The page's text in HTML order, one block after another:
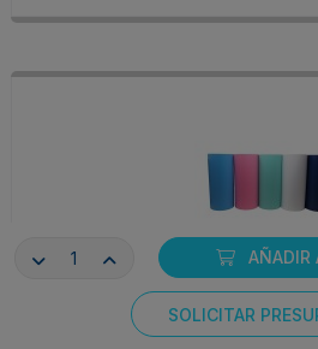
AÑADIR
SOLICITAR
Consentimiento de cookies